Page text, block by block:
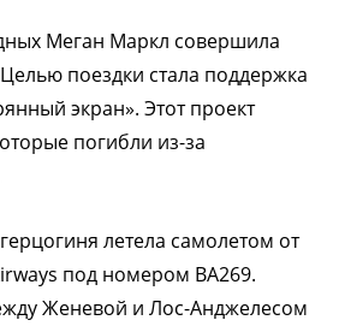
Меган Маркл совершила
поездки стала поддержка
экран». Этот проект
погибли из-за
летела самолетом от
под номером BA269.
Женевой и Лос-Анджелесом